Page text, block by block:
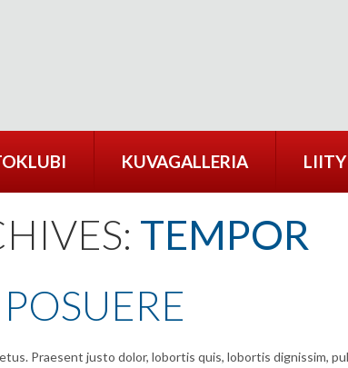
KUVAGALLERIA LIITY
TEMPOR
POSUERE
Praesent justo dolor, lobortis quis, lobortis dignissim,